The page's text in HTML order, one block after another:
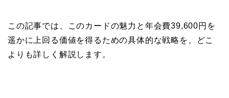
この記事では、このカードの魅力と年会費39,600円を
遥かに上回る価値を得るための具体的な戦略を、どこ
よりも詳しく解説します。